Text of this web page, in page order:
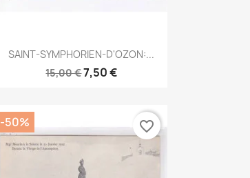
Aperçu rapide
SAINT-SYMPHORIEN-D'OZON:...
15,00 €7,50 €
-50% favorite_border